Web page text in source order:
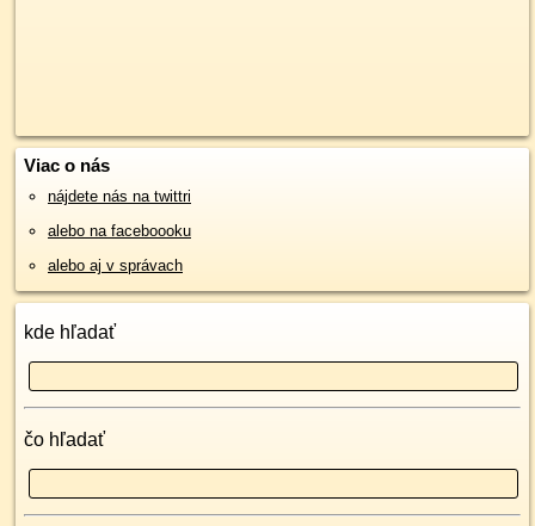
Viac o nás
nájdete nás na twittri
alebo na faceboooku
alebo aj v správach
kde hľadať
čo hľadať